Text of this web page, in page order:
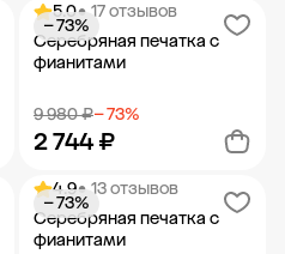
Добавить в корзину
5.0• 17 отзывов
Серебряная печатка с
фианитами
9 980 ₽− 73%
2 744 ₽
− 73%
Добавить в корзину
4.9• 13 отзывов
Серебряная печатка с
фианитами
− 73%